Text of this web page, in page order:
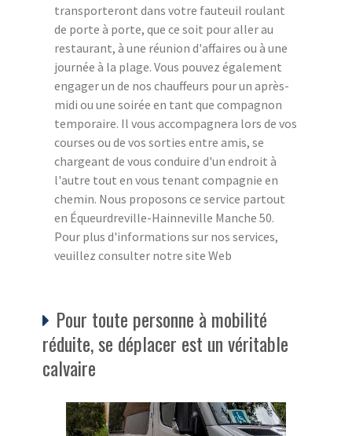
transporteront dans votre fauteuil roulant
de porte à porte, que ce soit pour aller au
restaurant, à une réunion d'affaires ou à une
journée à la plage. Vous pouvez également
engager un de nos chauffeurs pour un après-
midi ou une soirée en tant que compagnon
temporaire. Il vous accompagnera lors de vos
courses ou de vos sorties entre amis, se
chargeant de vous conduire d'un endroit à
l'autre tout en vous tenant compagnie en
chemin. Nous proposons ce service partout
en Équeurdreville-Hainneville Manche 50.
Pour plus d'informations sur nos services,
veuillez consulter notre site Web
Pour toute personne à mobilité
réduite, se déplacer est un véritable
calvaire